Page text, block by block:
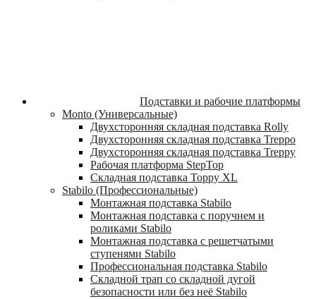
Подставки и рабочие платформы
Monto (Универсальные)
Двухсторонняя складная подставка Rolly
Двухсторонняя складная подставка Treppo
Двухсторонняя складная подставка Treppy
Рабочая платформа StepTop
Складная подставка Toppy XL
Stabilo (Профессиональные)
Монтажная подставка Stabilo
Монтажная подставка с поручнем и
роликами Stabilo
Монтажная подставка с решетчатыми
ступенями Stabilo
Профессиональная подставка Stabilo
Складной трап со складной дугой
безопасности или без неё Stabilo